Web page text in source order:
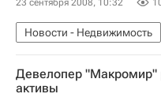
23 сентября 2008, 10:32
Новости - Недвижимость
Коммерческая
Девелопер "Макромир"
активы